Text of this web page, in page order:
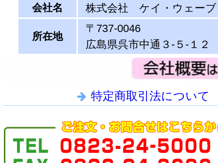
会社名 株式会社 ケイ・ウェー
所在地
〒737-0046
広島県呉市中通３-５-１２
特定商取引法について